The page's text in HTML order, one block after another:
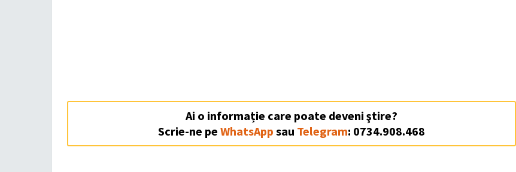
Ai o informație care poate deveni ştire?
Scrie-ne peWhatsApp sau Telegram: 0734.908.468